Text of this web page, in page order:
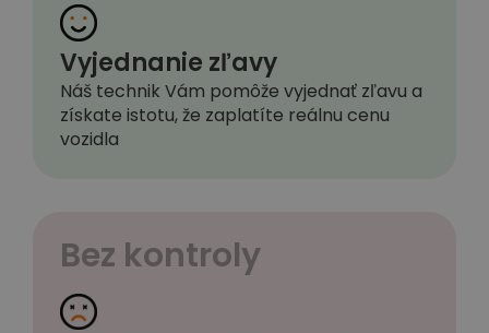
Vyjednanie zľavy
Náš technik Vám pomôže vyjednať zľavu a
získate istotu, že zaplatíte reálnu cenu
vozidla
Bez kontroly